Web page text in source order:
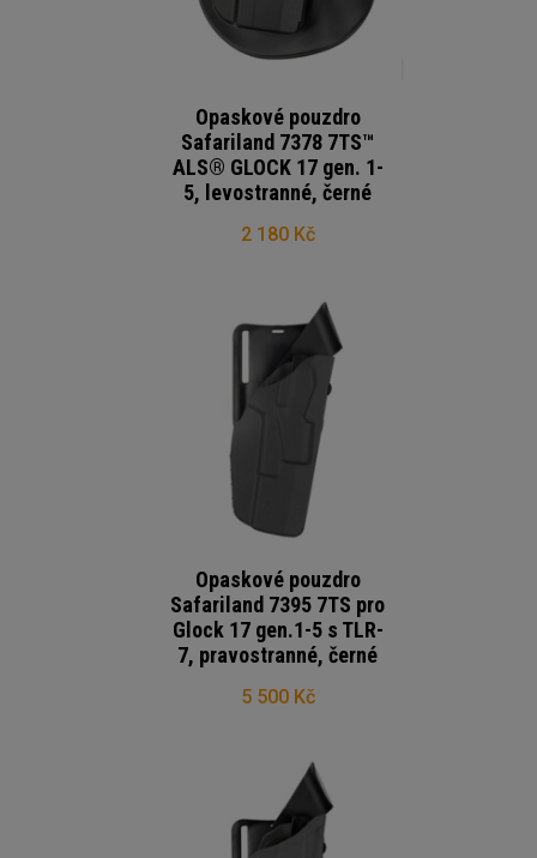
Opaskové pouzdro
Safariland 7378 7TS™
ALS® GLOCK 17 gen. 1-
5, levostranné, černé
2 180 Kč
Opaskové pouzdro
Safariland 7395 7TS pro
Glock 17 gen.1-5 s TLR-
7, pravostranné, černé
5 500 Kč